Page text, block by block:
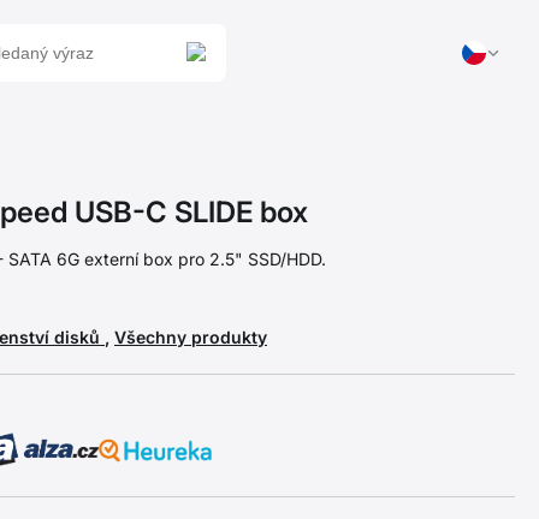
USB-C SLIDE box
6G externí box pro 2.5" SSD/HDD.
disků , Všechny produkty